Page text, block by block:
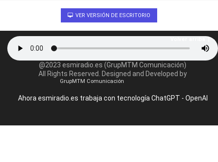
VER VERSIÓN DE ESCRITORIO
@2023 esmiradio.es (GrupMTM Comunicación)
All Rights Reserved. Designed and Developed by
GrupMTM Comunicación
Ahora esmiradio.es trabaja con tecnología ChatGPT - OpenAI